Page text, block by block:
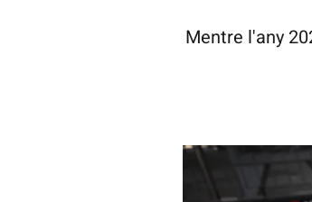
Mentre l'any